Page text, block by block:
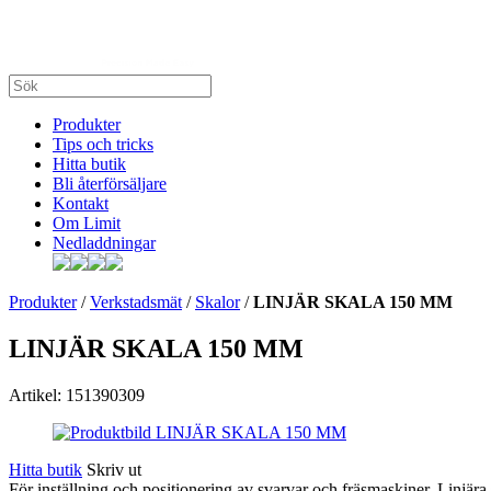
Produkter
Tips och tricks
Hitta butik
Bli återförsäljare
Kontakt
Om Limit
Nedladdningar
Produkter/Verkstadsmät / Skalor/LINJÄR SKALA 150 MM
LINJÄR SKALA 150 MM
Artikel: 151390309
Hitta butik Skriv ut